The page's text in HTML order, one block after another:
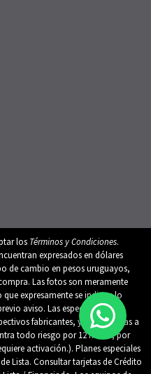
los Términos y Condiciones.
expresados en dólares
de cambio en pesos uruguayos,
Las fotos son meramente
expresamente se indique lo
aviso. Las especificaciones
fabricantes, y están sujetas a
todo riesgo por 12 meses, por
activación.). Planes especiales
Lista. Consultar tarjetas de Crédito